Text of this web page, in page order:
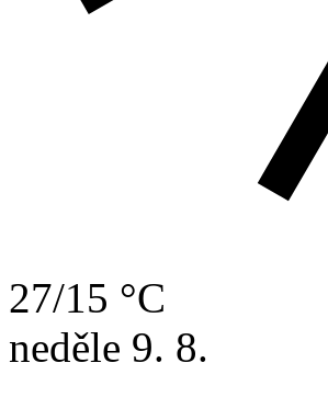
27/15 °C
neděle 9. 8.